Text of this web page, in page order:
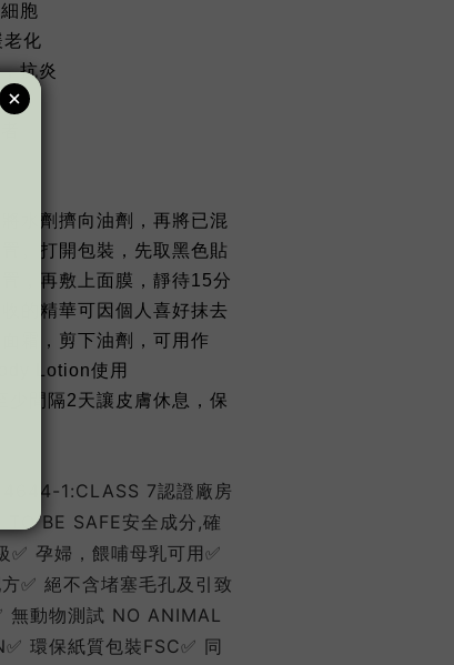
胞
化
抗炎
水劑擠向油劑，再將已混
。打開包裝，先取黑色貼
，再敷上面膜，靜待15分
的精華可因個人喜好抹去
霜，剪下油劑，可用作
Lotion使用
少間隔2天讓皮膚休息，保
1:CLASS 7認證廠房
TO BE SAFE安全成分,確
✅ 孕婦，餵哺⺟乳可⽤✅
✅ 絕不含堵塞⽑孔及引致
無動物測試 NO ANIMAL
環保紙質包裝FSC✅ 同